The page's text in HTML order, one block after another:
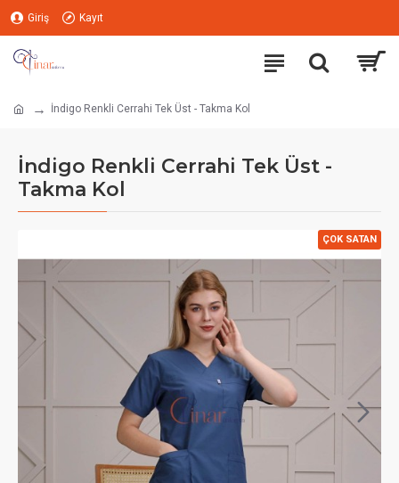
Giriş Kayıt
İndigo Renkli Cerrahi Tek Üst - Takma Kol
İndigo Renkli Cerrahi Tek Üst -
Takma Kol
ÇOK SATAN